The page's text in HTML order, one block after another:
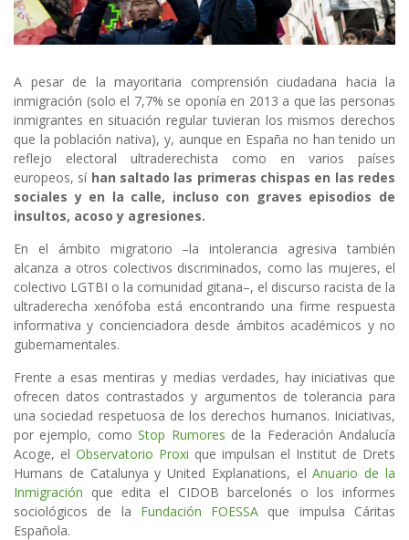
A pesar de la mayoritaria comprensión ciudadana hacia la
inmigración (solo el 7,7% se oponía en 2013 a que las personas
inmigrantes en situación regular tuvieran los mismos derechos
que la población nativa), y, aunque en España no han tenido un
reflejo electoral ultraderechista como en varios países
europeos, sí han saltado las primeras chispas en las redes
sociales y en la calle, incluso con graves episodios de
insultos, acoso y agresiones.
En el ámbito migratorio –la intolerancia agresiva también
alcanza a otros colectivos discriminados, como las mujeres, el
colectivo LGTBI o la comunidad gitana–, el discurso racista de la
ultraderecha xenófoba está encontrando una firme respuesta
informativa y concienciadora desde ámbitos académicos y no
gubernamentales.
Frente a esas mentiras y medias verdades, hay iniciativas que
ofrecen datos contrastados y argumentos de tolerancia para
una sociedad respetuosa de los derechos humanos. Iniciativas,
por ejemplo, comoStop Rumores de la Federación Andalucía
Acoge, el Observatorio Proxi que impulsan el Institut de Drets
Humans de Catalunya y United Explanations, elAnuario de la
Inmigración que edita el CIDOB barcelonés o los informes
sociológicos de la Fundación FOESSA que impulsa Cáritas
Española.